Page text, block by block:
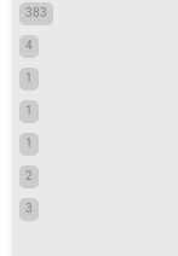
383
4
1
1
1
2
3